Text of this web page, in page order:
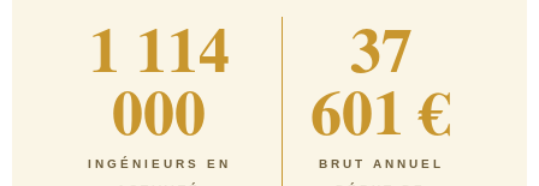
1 114
000
INGÉNIEURS EN
37
601 €
BRUT ANNUEL